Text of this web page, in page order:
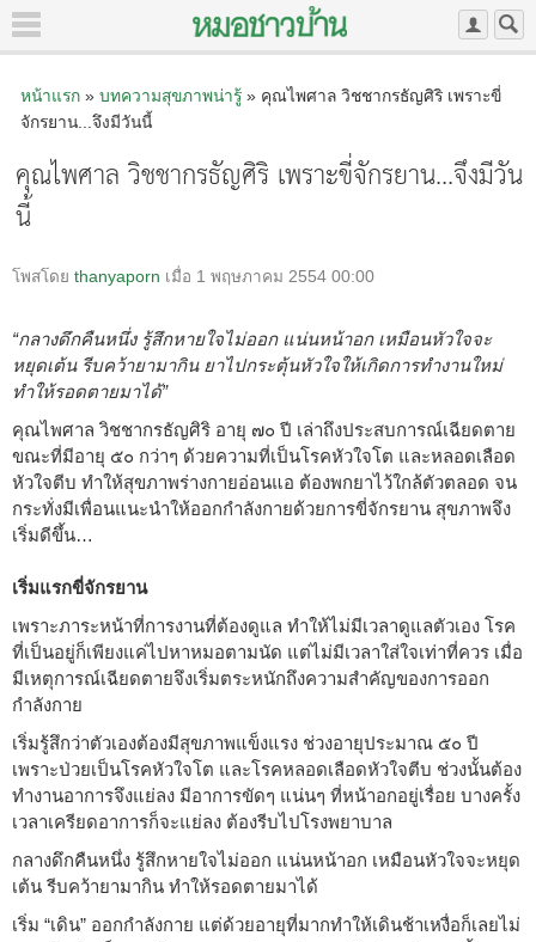
หน้าแรก» บทความสุขภาพน่ารู้» คุณไพศาล วิชชากรธัญศิริ เพราะขี่
จักรยาน...จึงมีวันนี้
คุณไพศาล วิชชากรธัญศิริ เพราะขี่จักรยาน...จึงมีวัน
นี้
โพสโดย thanyaporn เมื่อ 1 พฤษภาคม 2554 00:00
“กลางดึกคืนหนึ่ง รู้สึกหายใจไม่ออก แน่นหน้าอก เหมือนหัวใจจะ
หยุดเต้น รีบคว้ายามากิน ยาไปกระตุ้นหัวใจให้เกิดการทำงานใหม่
ทำให้รอดตายมาได้”
คุณไพศาล วิชชากรธัญศิริ อายุ ๗๐ ปี เล่าถึงประสบการณ์เฉียดตาย
ขณะที่มีอายุ ๕๐ กว่าๆ ด้วยความที่เป็นโรคหัวใจโต และหลอดเลือด
หัวใจตีบ ทำให้สุขภาพร่างกายอ่อนแอ ต้องพกยาไว้ใกล้ตัวตลอด จน
กระทั่งมีเพื่อนแนะนำให้ออกกำลังกายด้วยการขี่จักรยาน สุขภาพจึง
เริ่มดีขึ้น…
เริ่มแรกขี่จักรยาน
เพราะภาระหน้าที่การงานที่ต้องดูแล ทำให้ไม่มีเวลาดูแลตัวเอง โรค
ที่เป็นอยู่ก็เพียงแค่ไปหาหมอตามนัด แต่ไม่มีเวลาใส่ใจเท่าที่ควร เมื่อ
มีเหตุการณ์เฉียดตายจึงเริ่มตระหนักถึงความสำคัญของการออก
กำลังกาย
เริ่มรู้สึกว่าตัวเองต้องมีสุขภาพแข็งแรง ช่วงอายุประมาณ ๕๐ ปี
เพราะป่วยเป็นโรคหัวใจโต และโรคหลอดเลือดหัวใจตีบ ช่วงนั้นต้อง
ทำงานอาการจึงแย่ลง มีอาการขัดๆ แน่นๆ ที่หน้าอกอยู่เรื่อย บางครั้ง
เวลาเครียดอาการก็จะแย่ลง ต้องรีบไปโรงพยาบาล
กลางดึกคืนหนึ่ง รู้สึกหายใจไม่ออก แน่นหน้าอก เหมือนหัวใจจะหยุด
เต้น รีบคว้ายามากิน ทำให้รอดตายมาได้
เริ่ม “เดิน” ออกกำลังกาย แต่ด้วยอายุที่มากทำให้เดินช้าเหงื่อก็เลยไม่